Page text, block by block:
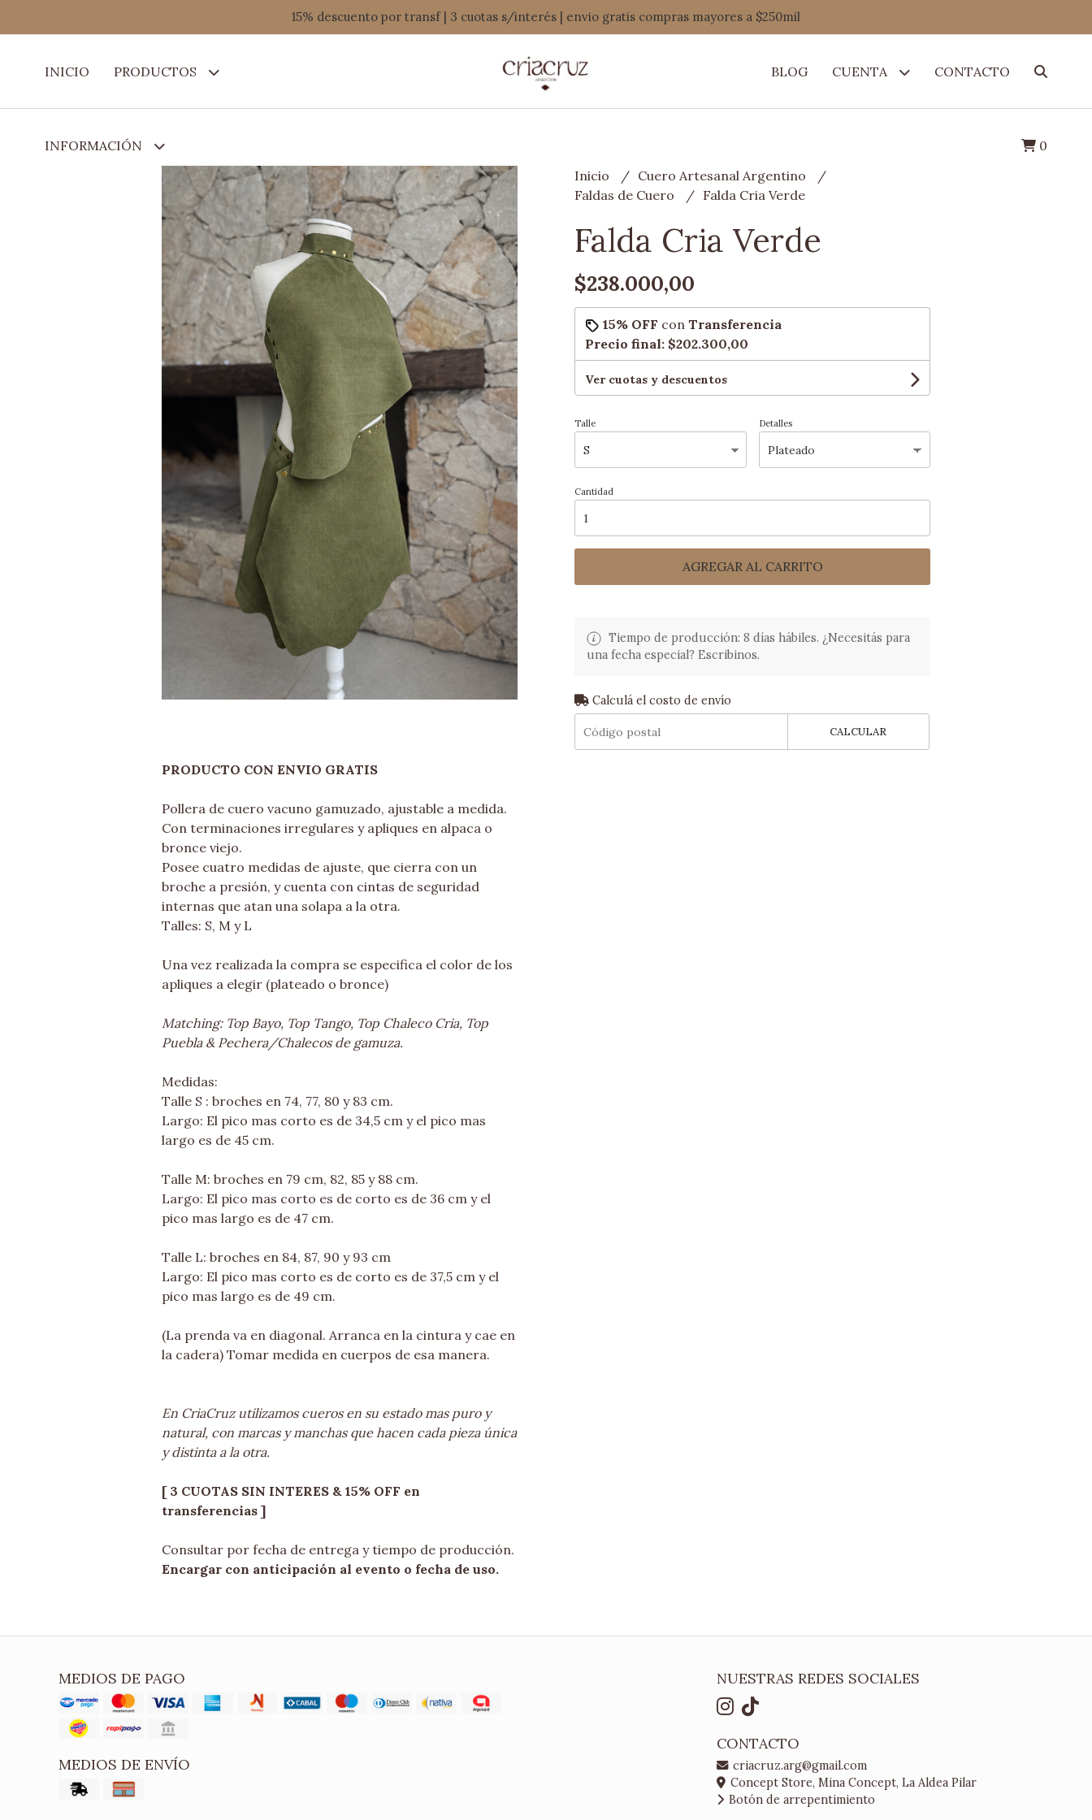
15% descuento por transf | 3 cuotas s/interés | envio gratis compras mayores a $250mil
INICIO PRODUCTOS
INFORMACIÓN
BLOG CUENTA CONTACTO
0
PRODUCTO CON ENVIO GRATIS
Pollera de cuero vacuno gamuzado, ajustable a medida.
Con terminaciones irregulares y apliques en alpaca o
bronce viejo.
Posee cuatro medidas de ajuste, que cierra con un
broche a presión, y cuenta con cintas de seguridad
internas que atan una solapa a la otra.
Talles: S, M y L
Una vez realizada la compra se especifica el color de los
apliques a elegir (plateado o bronce)
Matching: Top Bayo, Top Tango, Top Chaleco Cria, Top
Puebla & Pechera/Chalecos de gamuza.
Medidas:
Talle S : broches en 74, 77, 80 y 83 cm.
Largo: El pico mas corto es de 34,5 cm y el pico mas
largo es de 45 cm.
Talle M: broches en 79 cm, 82, 85 y 88 cm.
Largo: El pico mas corto es de corto es de 36 cm y el
pico mas largo es de 47 cm.
Talle L: broches en 84, 87, 90 y 93 cm
Largo: El pico mas corto es de corto es de 37,5 cm y el
pico mas largo es de 49 cm.
(La prenda va en diagonal. Arranca en la cintura y cae en
la cadera) Tomar medida en cuerpos de esa manera.
En CriaCruz utilizamos cueros en su estado mas puro y
natural, con marcas y manchas que hacen cada pieza única
y distinta a la otra.
[ 3 CUOTAS SIN INTERES & 15% OFF en
transferencias ]
Consultar por fecha de entrega y tiempo de producción.
Encargar con anticipación al evento o fecha de uso.
Inicio
Cuero Artesanal Argentino
Faldas de Cuero
Falda Cria Verde
Falda Cria Verde
$238.000,00
15% OFF con Transferencia
Precio final: $202.300,00
Ver cuotas y descuentos
Talle Detalles
Cantidad
AGREGAR AL CARRITO
Tiempo de producción: 8 días hábiles. ¿Necesitás para
una fecha especial? Escribinos.
Calculá el costo de envío
CALCULAR
MEDIOS DE PAGO
MEDIOS DE ENVÍO
NUESTRAS REDES SOCIALES
CONTACTO
criacruz.arg@gmail.com
Concept Store, Mina Concept, La Aldea Pilar
Botón de arrepentimiento